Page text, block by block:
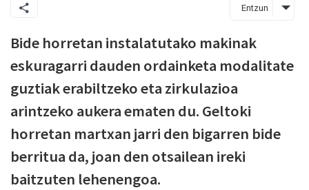
Entzun
Bide horretan instalatutako makinak
eskuragarri dauden ordainketa modalitate
guztiak erabiltzeko eta zirkulazioa
arintzeko aukera ematen du. Geltoki
horretan martxan jarri den bigarren bide
berritua da, joan den otsailean ireki
baitzuten lehenengoa.